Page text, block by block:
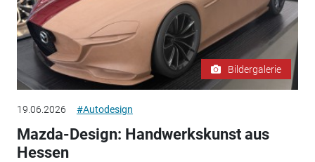
Bildergalerie
19.06.2026 #Autodesign
Mazda-Design: Handwerkskunst aus
Hessen